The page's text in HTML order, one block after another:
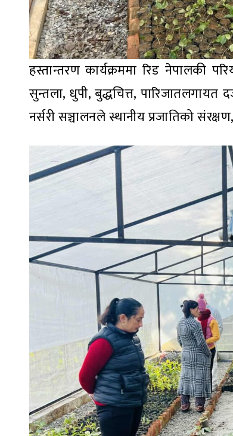
हस्तान्तरण कार्यक्रममा रिड नेपालकी
सुन्तला, धुपी, बुद्धचित्त, पारिजातलगायत
नर्सरी सञ्चालनले स्थानीय प्रजातिको